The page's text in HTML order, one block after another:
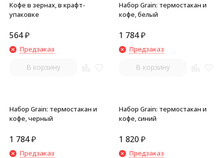
Кофе в зернах, в крафт-
упаковке
564₽
Предзаказ
В корзину
Набор Grain: термостакан и
кофе, белый
1 784₽
Предзаказ
В корзину
Набор Grain: термостакан и
кофе, черный
1 784₽
Предзаказ
Набор Grain: термостакан и
кофе, синий
1 820₽
Предзаказ